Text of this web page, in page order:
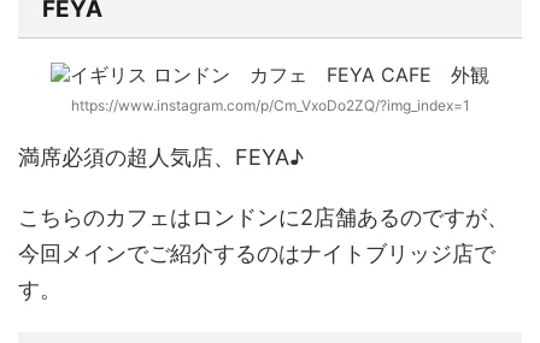
FEYA
https://www.instagram.com/p/Cm_VxoDo2ZQ/?img_index=1
満席必須の超人気店、 FEYA♪
こちらのカフェはロンドンに2店舗あるのですが、
今回メインでご紹介するのはナイトブリッジ店で
す。